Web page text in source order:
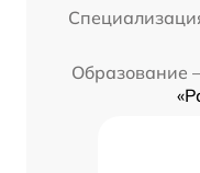
Образование –